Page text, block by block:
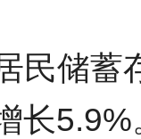
民储蓄
长